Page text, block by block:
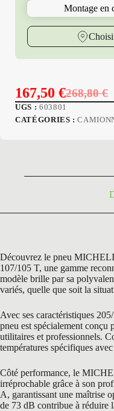
AGILIS
Montage en
268,80€
Le
prix
167,50 €
Le
prix
UGS : 603801
CATÉGORIES :
Découvrez le pneu
107/105 T, une gamme
modèle brille par sa
variés, quelle que soit la
Avec ses caractéristiques
pneu est spécialement conçu
utilitaires et professionnels.
températures spécifiques
Côté performance, le
irréprochable grâce à son
A, garantissant une maîtrise
de 73 dB contribue à réduire